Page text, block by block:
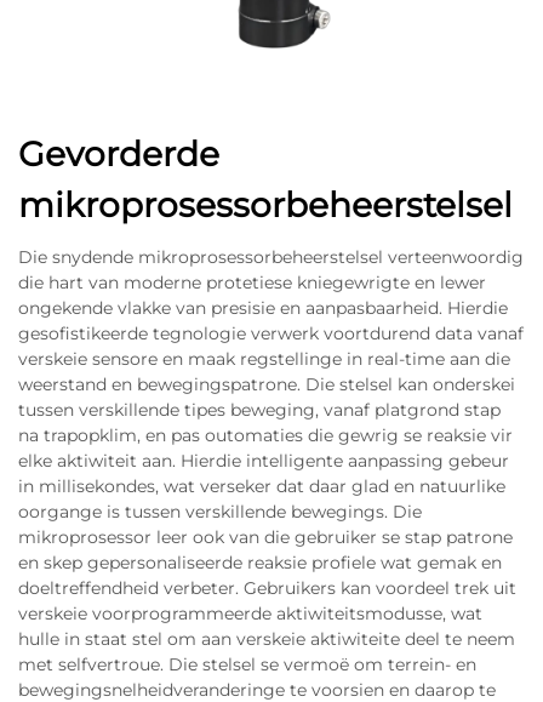
Gevorderde
mikroprosessorbeheerstelsel
Die snydende mikroprosessorbeheerstelsel verteenwoordig
die hart van moderne protetiese kniegewrigte en lewer
ongekende vlakke van presisie en aanpasbaarheid. Hierdie
gesofistikeerde tegnologie verwerk voortdurend data vanaf
verskeie sensore en maak regstellinge in real-time aan die
weerstand en bewegingspatrone. Die stelsel kan onderskei
tussen verskillende tipes beweging, vanaf platgrond stap
na trapopklim, en pas outomaties die gewrig se reaksie vir
elke aktiwiteit aan. Hierdie intelligente aanpassing gebeur
in millisekondes, wat verseker dat daar glad en natuurlike
oorgange is tussen verskillende bewegings. Die
mikroprosessor leer ook van die gebruiker se stap patrone
en skep gepersonaliseerde reaksie profiele wat gemak en
doeltreffendheid verbeter. Gebruikers kan voordeel trek uit
verskeie voorprogrammeerde aktiwiteitsmodusse, wat
hulle in staat stel om aan verskeie aktiwiteite deel te neem
met selfvertroue. Die stelsel se vermoë om terrein- en
bewegingsnelheidveranderinge te voorsien en daarop te